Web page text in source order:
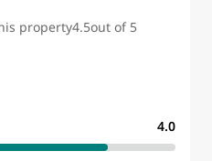
4.0